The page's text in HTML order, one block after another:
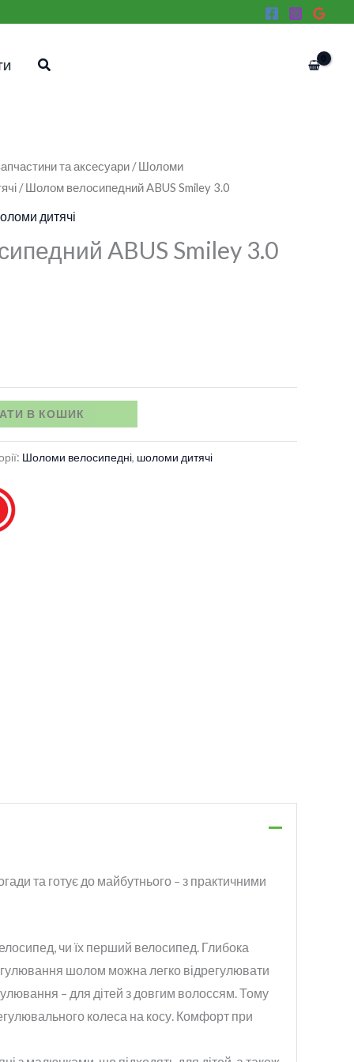
Пошук
та аксесуари /Шоломи
/ Шолом велосипедний ABUS Smiley 3.0
дитячі
ABUS Smiley 3.0
В КОШИК
Шоломи велосипедні, шоломи дитячі
та готує до майбутнього – з практичними
чи їх перший велосипед. Глибока
шолом можна легко відрегулювати
– для дітей з довгим волоссям. Тому
колеса на косу. Комфорт при